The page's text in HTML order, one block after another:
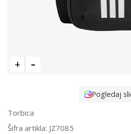
Pogledaj
Torbica
Šifra artikla: JZ7085